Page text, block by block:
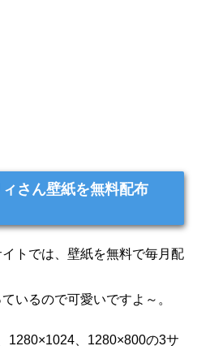
さん壁紙を無料配布
トでは、壁紙を無料で毎月配
いるので可愛いですよ～。
1280×1024、1280×800の3サ